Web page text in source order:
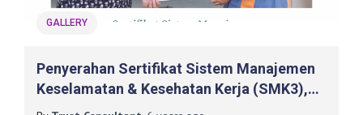
GALLERY
Penyerahan Sertifikat Sistem Manajemen
Keselamatan & Kesehatan Kerja (SMK3),
Untuk PT. Macanan Jaya Cemerlang